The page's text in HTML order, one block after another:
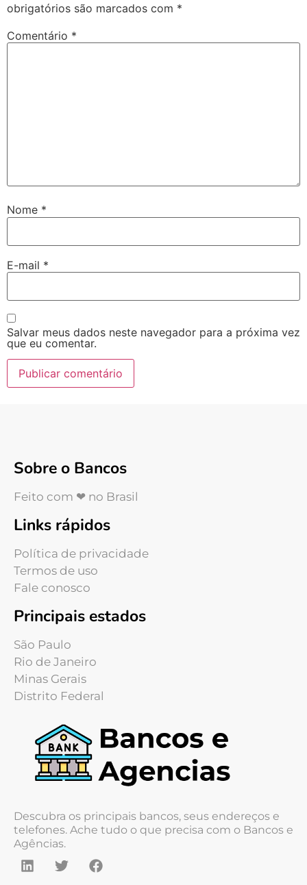
obrigatórios são marcados com *
Comentário *
Nome *
E-mail *
Salvar meus dados neste navegador para a próxima vez
que eu comentar.
Sobre o Bancos
Feito com ❤ no Brasil
Links rápidos
Política de privacidade
Termos de uso
Fale conosco
Principais estados
São Paulo
Rio de Janeiro
Minas Gerais
Distrito Federal
Descubra os principais bancos, seus endereços e
telefones. Ache tudo o que precisa com o Bancos e
Agências.